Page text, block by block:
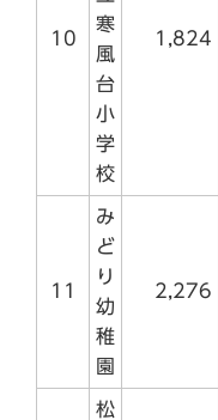
10
寒
風
台
小
学
校
1,824
11
み
ど
り
幼
稚
園
2,276
松